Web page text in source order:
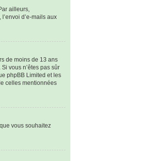
ailleurs,
d’e-mails aux
de moins de 13 ans
vous n’êtes pas sûr
phpBB Limited et les
celles mentionnées
vous souhaitez